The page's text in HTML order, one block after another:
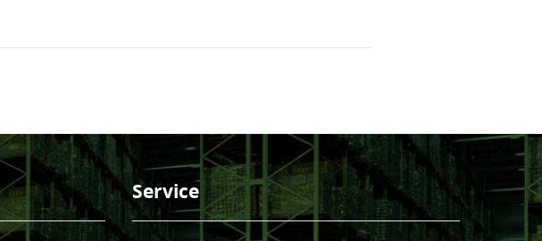
Service